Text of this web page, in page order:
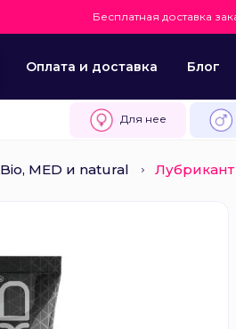
Бесплатная доставка
Оплата и доставка Блог
Для нее
Bio, MED и natural